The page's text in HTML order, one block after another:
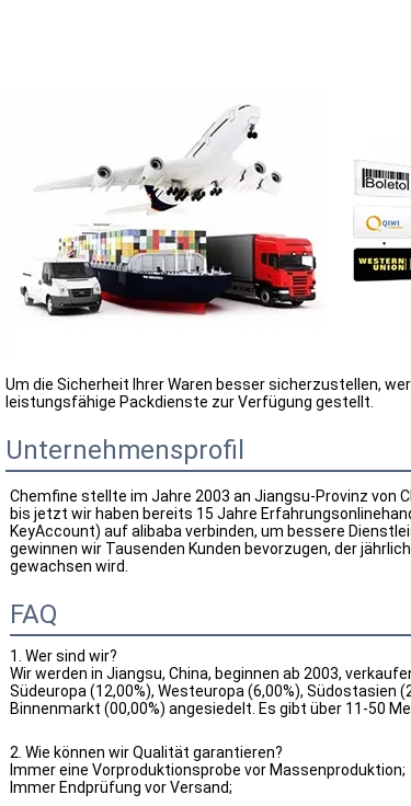
Um die Sicherheit Ihrer Waren besser sicherzustellen,
leistungsfähige Packdienste zur Verfügung gestellt.
Unternehmensprofil
Chemfine stellte im Jahre 2003 an Jiangsu-Provinz von
bis jetzt wir haben bereits 15 Jahre
KeyAccount) auf alibaba verbinden, um bessere
gewinnen wir Tausenden Kunden bevorzugen, der
gewachsen wird.
FAQ
1. Wer sind wir?
Wir werden in Jiangsu, China, beginnen ab 2003,
Südeuropa (12,00%), Westeuropa (6,00%), Südostasien
Binnenmarkt (00,00%) angesiedelt. Es gibt über 11-50
2. Wie können wir Qualität garantieren?
Immer eine Vorproduktionsprobe vor Massenproduktion;
Immer Endprüfung vor Versand;